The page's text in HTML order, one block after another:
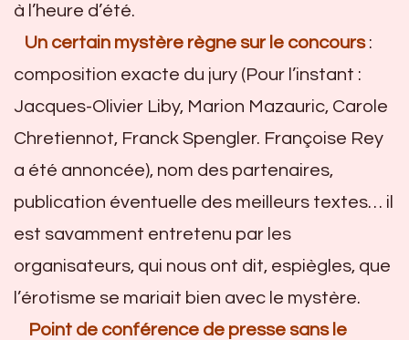
à l’heure d’été.
Un certain mystère règne sur le concours:
composition exacte du jury (Pour l’instant :
Jacques-Olivier Liby, Marion Mazauric, Carole
Chretiennot, Franck Spengler. Françoise Rey
a été annoncée), nom des partenaires,
publication éventuelle des meilleurs textes… il
est savamment entretenu par les
organisateurs, qui nous ont dit, espiègles, que
l’érotisme se mariait bien avec le mystère.
Point de conférence de presse sans le